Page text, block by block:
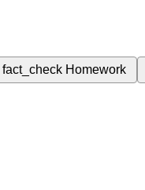
fact_check Homework